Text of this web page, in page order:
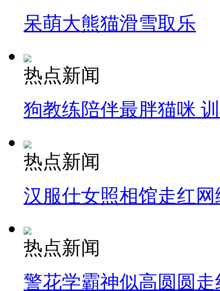
呆萌大熊猫滑雪取乐
热点新闻
狗教练陪伴最胖猫咪
热点新闻
汉服仕女照相馆走红网
热点新闻
警花学霸神似高圆圆走